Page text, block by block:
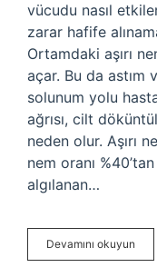
vücudu nasıl
zarar hafife
Ortamdaki aşırı
açar. Bu da astım
solunum yolu
ağrısı, cilt
neden olur. Aşırı
nem oranı
algılanan…
Devamını okuyun
Insanı